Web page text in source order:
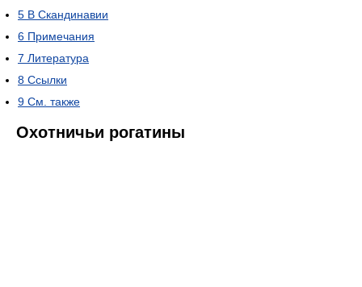
5 В Скандинавии
6 Примечания
7 Литература
8 Ссылки
9 См. также
Охотничьи рогатины